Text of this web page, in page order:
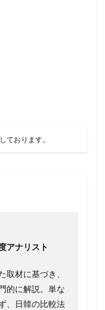
ております。
アナリスト
取材に基づき、
的に解説。単な
、日韓の比較法